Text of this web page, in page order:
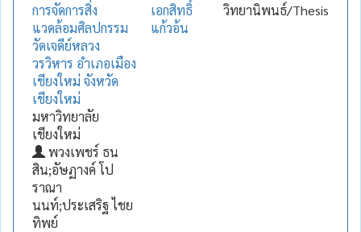
การจัดการสิ่ง
แวดล้อมศิลปกรรม
วัดเจดีย์หลวง
วรวิหาร อำเภอเมือง
เชียงใหม่ จังหวัด
เชียงใหม่
มหาวิทยาลัย
เชียงใหม่
พวงเพชร์ ธน
สิน;อัษฏางค์ โป
ราณา
นนท์;ประเสริฐ ไชย
ทิพย์
เอกสิทธิ์
แก้วอ้น
วิทยานิพนธ์/Thesis